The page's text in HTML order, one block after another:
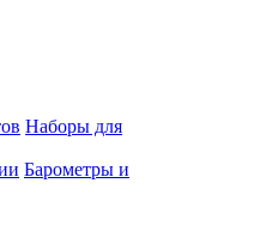
Наборы для
Барометры и